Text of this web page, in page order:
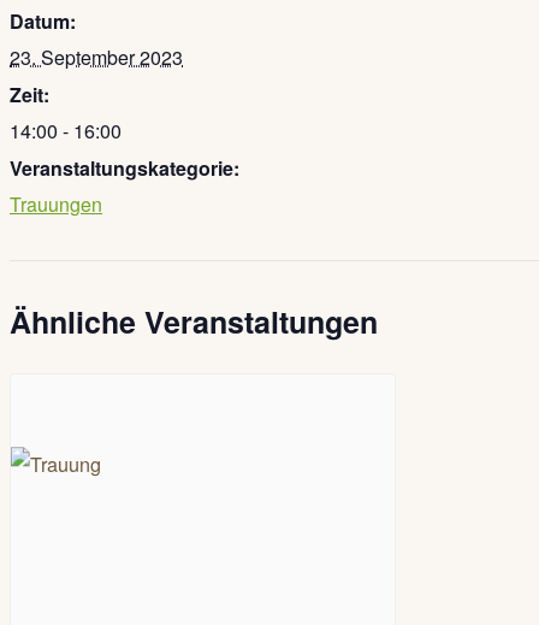
Datum:
23. September 2023
Zeit:
14:00 - 16:00
Veranstaltungskategorie:
Trauungen
Ähnliche Veranstaltungen